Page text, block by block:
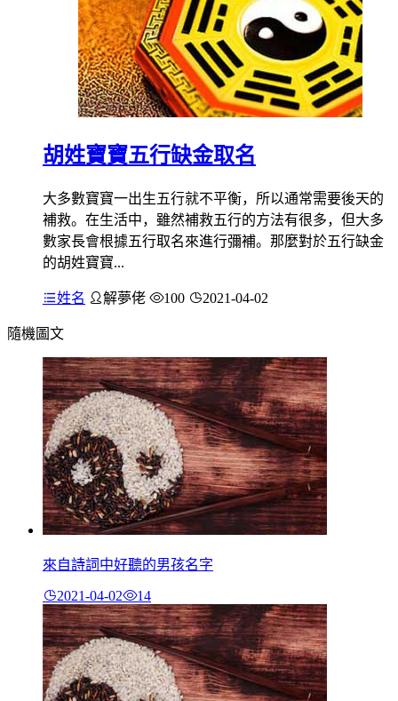
胡姓寶寶五行缺金取名
大多數寶寶一出生五行就不平衡，所以通常需要後天的
補救。在生活中，雖然補救五行的方法有很多，但大多
數家長會根據五行取名來進行彌補。那麼對於五行缺金
的胡姓寶寶...
姓名 解夢佬 100 2021-04-02
隨機圖文
來自詩詞中好聽的男孩名字
2021-04-02 14